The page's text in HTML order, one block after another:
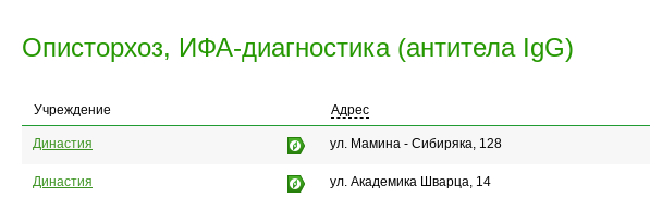
Описторхоз, ИФА-диагностика (антитела IgG)
Учреждение Адрес
Династия ул. Мамина - Сибиряка, 128
Династия ул. Академика Шварца, 14